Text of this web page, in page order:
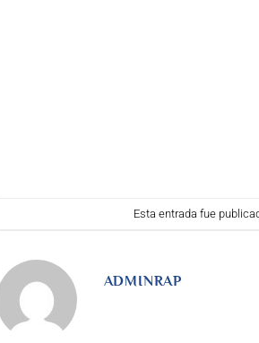
Esta entrada fue
ADMINRAP